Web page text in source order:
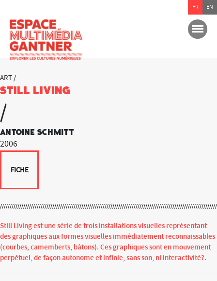
ART /
Still living
/
Antoine Schmitt
2006
FICHE
Still Living est une série de trois installations visuelles représentant
des graphiques aux formes visuelles immédiatement reconnaissables
(courbes, camemberts, bâtons). Ces graphiques sont en mouvement
perpétuel, de façon autonome et infinie, sans son, ni interactivité?.
FR EN